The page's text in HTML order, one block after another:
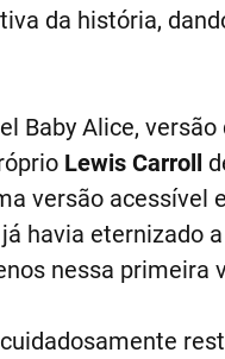
da história,
Baby Alice,
Lewis Carroll
versão acessível
havia eternizado
nessa primeira